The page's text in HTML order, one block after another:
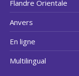
Flandre Orientale
Anvers
En ligne
Multilingual